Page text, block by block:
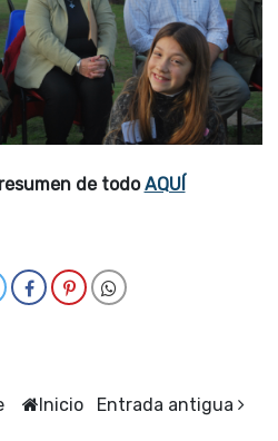
de todoAQUÍ
Entrada antigua
Inicio